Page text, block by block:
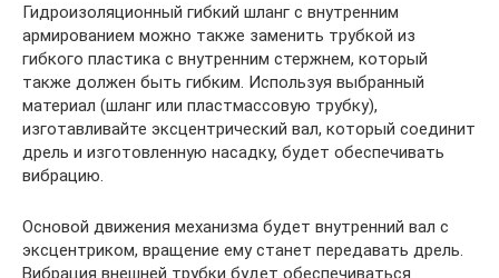
Гидроизоляционный гибкий шланг с внутренним
армированием можно также заменить трубкой из
гибкого пластика с внутренним стержнем, который
также должен быть гибким. Используя выбранный
материал (шланг или пластмассовую трубку),
изготавливайте эксцентрический вал, который соединит
дрель и изготовленную насадку, будет обеспечивать
вибрацию.
Основой движения механизма будет внутренний вал с
эксцентриком, вращение ему станет передавать дрель.
Вибрация внешней трубки будет обеспечиваться